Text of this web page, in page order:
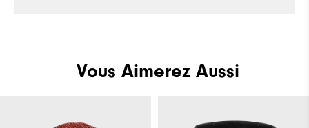
Vous Aimerez Aussi